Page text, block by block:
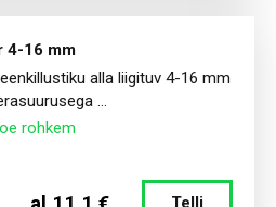
4-16 mm
alla liigituv 4-16 mm
...
rohkem
Telli